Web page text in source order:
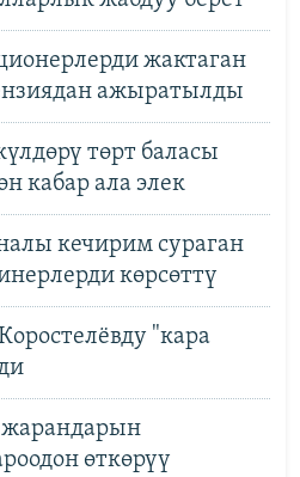
жактаган
ажыратылды
төрт баласы
кабар ала элек
кечирим сураган
көрсөттү
"кара
өткөрүү